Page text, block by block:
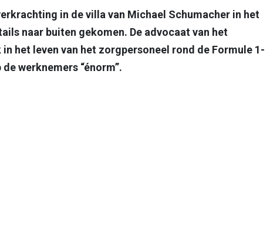
in de villa van Michael Schumacher in het
naar buiten gekomen. De advocaat van het
het leven van het zorgpersoneel rond de Formule 1-
werknemers “énorm”.